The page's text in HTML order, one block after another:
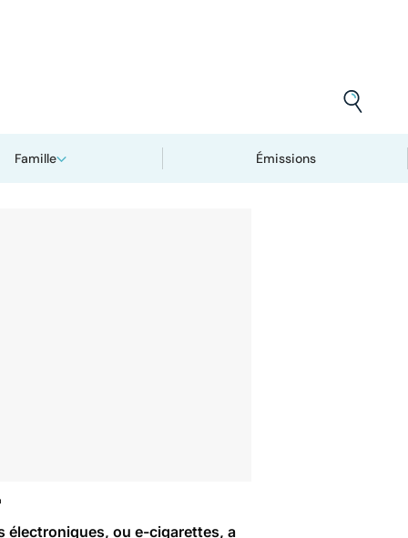
Famille Émissions
électroniques, ou e-cigarettes, a